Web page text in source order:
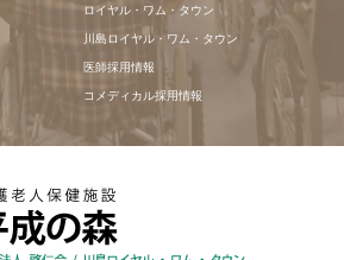
ロイヤル・ワム・タウン
川島ロイヤル・ワム・タウン
医師採用情報
コメディカル採用情報